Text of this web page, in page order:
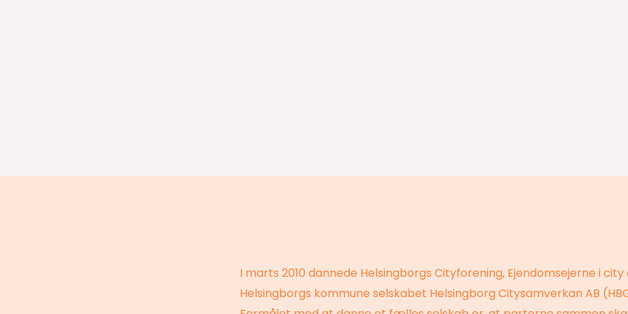
I marts 2010 dannede Helsingborgs Cityforening, Ejendomsejerne i city
Helsingborgs kommune selskabet Helsingborg Citysamverkan AB